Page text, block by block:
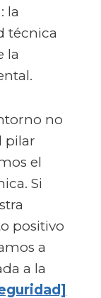
la
técnica
la
no
pilar
el
Si
positivo
a
a la